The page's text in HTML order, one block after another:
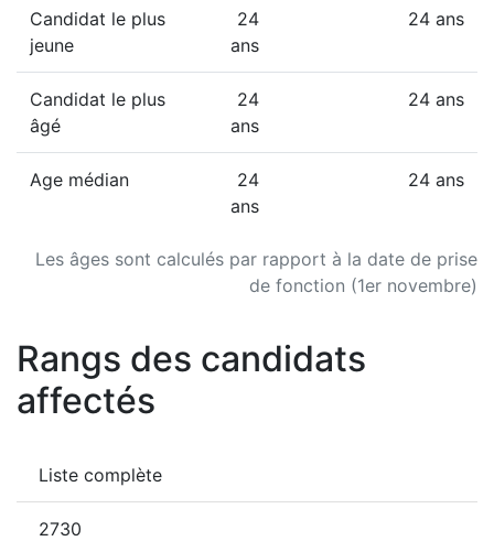
Les âges sont calculés par rapport à la date de prise
de fonction (1er novembre)
Candidat le plus
jeune
24
ans
24 ans
Candidat le plus
âgé
24
ans
24 ans
Age médian
24
ans
24 ans
Rangs des candidats
affectés
Liste complète
2730